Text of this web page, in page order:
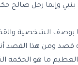
بنبي وإنما رجل صالح
بوصف الشخصية
قصد ومن هذا القصد
ما هو الحكمة